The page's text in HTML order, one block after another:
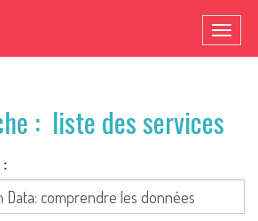
: liste des services